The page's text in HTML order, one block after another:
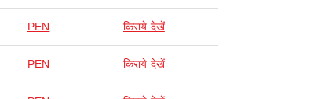
PEN किराये देखें
PEN किराये देखें